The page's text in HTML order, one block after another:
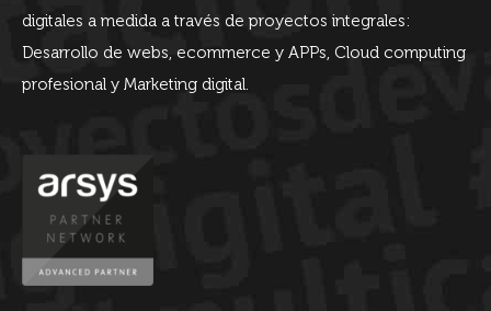
digitales a medida a través de proyectos integrales:
Desarrollo de webs, ecommerce y APPs, Cloud computing
profesional y Marketing digital.